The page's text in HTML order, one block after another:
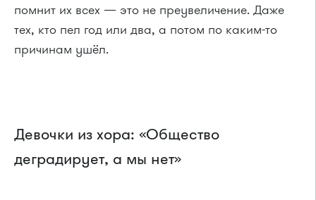
помнит их всех — это не преувеличение. Даже
тех, кто пел год или два, а потом по каким-то
причинам ушёл.
Девочки из хора: «Общество
деградирует, а мы нет»